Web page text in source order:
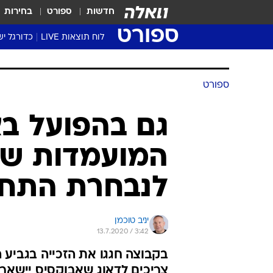
חדשות ספורט בחירות
ספורט לוח תוצאות LIVE כדורגל
גביע הטוטו
שגרירים
נבחרות
ליגה
ליגה א'
ספורט
גם בהפועל
המועמדות
לנבחרת
יניב טוכמן
13.7.2020 / 3:42
בקבוצה חגגו את הזכייה